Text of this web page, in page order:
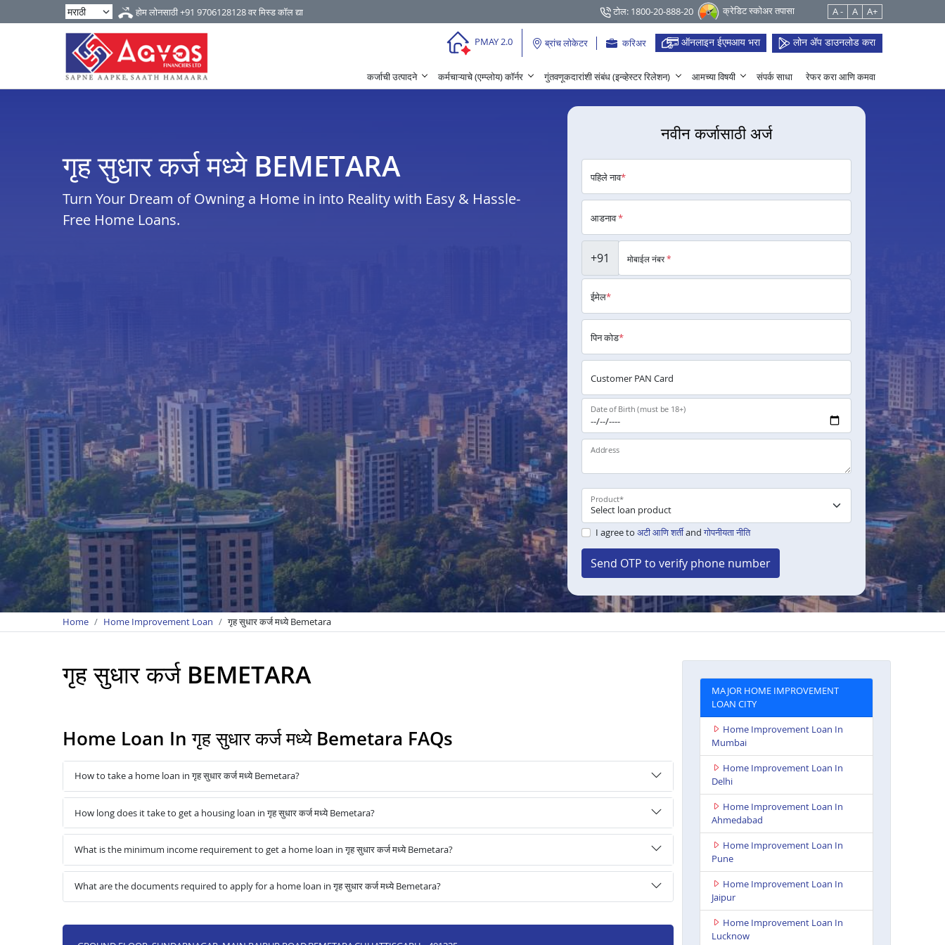
होम लोनसाठी+91 9706128128वर मिस्ड कॉल द्या टोल: 1800-20-888-20 क्रेडिट स्कोअर तपासा A - A A+
PMAY 2.0 ब्रांच लोकेटर करिअर ऑनलाइन ईएमआय भरा लोन ॲप डाउनलोड करा
कर्जाची उत्पादने कर्मचाऱ्याचे (एम्प्लोय) कॉर्नर गुंतवणूकदारांशी संबंध (इन्व्हेस्टर रिलेशन) आमच्या विषयी संपर्क साधा रेफर करा आणि कमवा
गृह सुधार कर्ज मध्ये BEMETARA
Turn Your Dream of Owning a Home in into Reality with Easy & Hassle-
Free Home Loans.
नवीन कर्जासाठी अर्ज
पहिले नाव*
आडनाव*
+91 मोबाईल नंबर*
ईमेल*
पिन कोड*
Customer PAN Card
Date of Birth (must be 18+)
Address
Product*
I agree to अटी आणि शर्तीand गोपनीयता नीति
Send OTP to verify phone number
Home Home Improvement Loan गृह सुधार कर्ज मध्ये Bemetara
गृह सुधार कर्ज BEMETARA
Home Loan In गृह सुधार कर्ज मध्ये Bemetara FAQs
How to take a home loan in गृह सुधार कर्ज मध्ये Bemetara?
How long does it take to get a housing loan in गृह सुधार कर्ज मध्ये Bemetara?
What is the minimum income requirement to get a home loan in गृह सुधार कर्ज मध्ये Bemetara?
What are the documents required to apply for a home loan in गृह सुधार कर्ज मध्ये Bemetara?
MAJOR HOME IMPROVEMENT
LOAN CITY
Home Improvement Loan In
Mumbai
Home Improvement Loan In
Delhi
Home Improvement Loan In
Ahmedabad
Home Improvement Loan In
Pune
Home Improvement Loan In
Jaipur
Home Improvement Loan In
Lucknow